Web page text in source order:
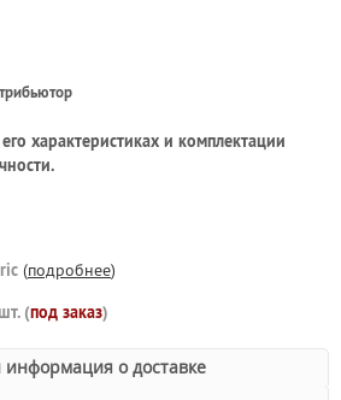
характеристиках и комплектации
(подробнее)
(под заказ)
информация о доставке